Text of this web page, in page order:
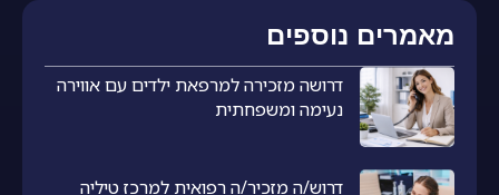
מאמרים נוספים
דרושה מזכירה למרפאת ילדים עם אווירה
נעימה ומשפחתית
דרוש/ה מזכיר/ה רפואית למרכז טיליה